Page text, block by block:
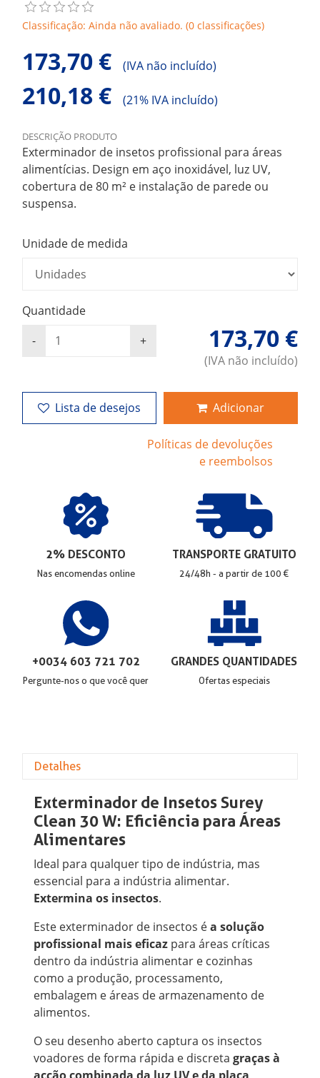
Classificação: Ainda não avaliado. (0 classificações)
173,70 € (IVA não incluído)
210,18 € (21% IVA incluído)
DESCRIÇÃO PRODUTO
Exterminador de insetos profissional para áreas
alimentícias. Design em aço inoxidável, luz UV,
cobertura de 80 m² e instalação de parede ou
suspensa.
Unidade de medida
Quantidade
173,70 €
(IVA não incluído)
Lista de desejos Adicionar
Políticas de devoluções
e reembolsos
2% DESCONTO
Nas encomendas online
TRANSPORTE GRATUITO
24/48h - a partir de 100 €
+0034 603 721 702
Pergunte-nos o que você quer
GRANDES QUANTIDADES
Ofertas especiais
Detalhes
Exterminador de Insetos Surey
Clean 30 W: Eficiência para Áreas
Alimentares
Ideal para qualquer tipo de indústria, mas
essencial para a indústria alimentar.
Extermina os insectos.
Este exterminador de insectos éa solução
profissional mais eficaz para áreas críticas
dentro da indústria alimentar e cozinhas
como a produção, processamento,
embalagem e áreas de armazenamento de
alimentos.
O seu desenho aberto captura os insectos
voadores de forma rápida e discretagraças à